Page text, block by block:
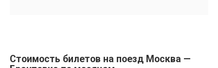
Стоимость билетов на поезд Москва —